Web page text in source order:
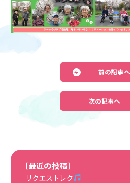
前の記事へ
次の記事へ
［最近の投稿］
リクエストレク